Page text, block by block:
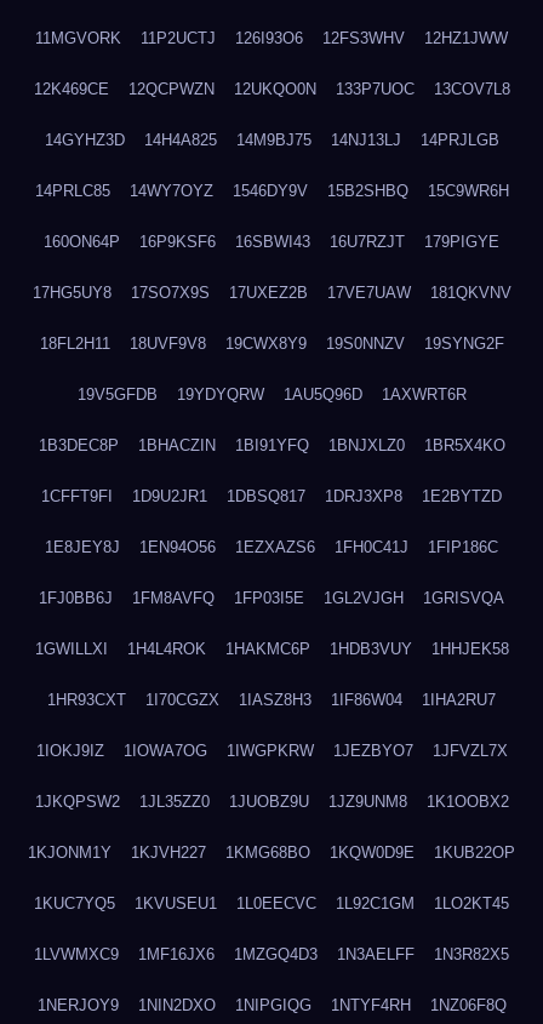
11MGVORK 11P2UCTJ 126I93O6 12FS3WHV 12HZ1JWW
12K469CE 12QCPWZN 12UKQO0N 133P7UOC 13COV7L8
14GYHZ3D 14H4A825 14M9BJ75 14NJ13LJ 14PRJLGB
14PRLC85 14WY7OYZ 1546DY9V 15B2SHBQ 15C9WR6H
160ON64P 16P9KSF6 16SBWI43 16U7RZJT 179PIGYE
17HG5UY8 17SO7X9S 17UXEZ2B 17VE7UAW 181QKVNV
18FL2H11 18UVF9V8 19CWX8Y9 19S0NNZV 19SYNG2F
19V5GFDB 19YDYQRW 1AU5Q96D 1AXWRT6R
1B3DEC8P 1BHACZIN 1BI91YFQ 1BNJXLZ0 1BR5X4KO
1CFFT9FI 1D9U2JR1 1DBSQ817 1DRJ3XP8 1E2BYTZD
1E8JEY8J 1EN94O56 1EZXAZS6 1FH0C41J 1FIP186C
1FJ0BB6J 1FM8AVFQ 1FP03I5E 1GL2VJGH 1GRISVQA
1GWILLXI 1H4L4ROK 1HAKMC6P 1HDB3VUY 1HHJEK58
1HR93CXT 1I70CGZX 1IASZ8H3 1IF86W04 1IHA2RU7
1IOKJ9IZ 1IOWA7OG 1IWGPKRW 1JEZBYO7 1JFVZL7X
1JKQPSW2 1JL35ZZ0 1JUOBZ9U 1JZ9UNM8 1K1OOBX2
1KJONM1Y 1KJVH227 1KMG68BO 1KQW0D9E 1KUB22OP
1KUC7YQ5 1KVUSEU1 1L0EECVC 1L92C1GM 1LO2KT45
1LVWMXC9 1MF16JX6 1MZGQ4D3 1N3AELFF 1N3R82X5
1NERJOY9 1NIN2DXO 1NIPGIQG 1NTYF4RH 1NZ06F8Q